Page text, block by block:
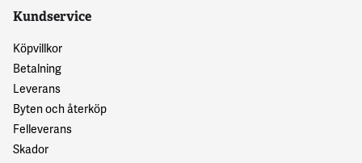
Kundservice
Köpvillkor
Betalning
Leverans
Byten och återköp
Felleverans
Skador